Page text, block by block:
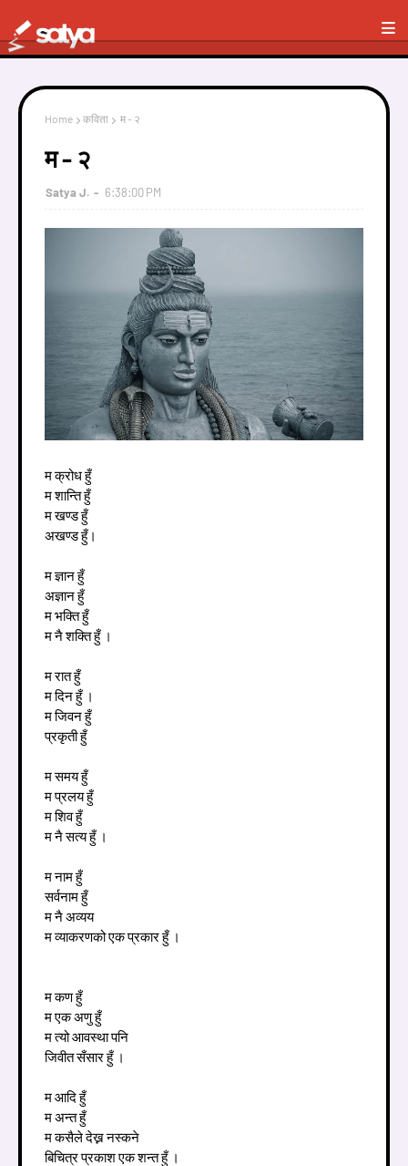
Home कविता म - २
म - २
Satya J. 6:38:00 PM
म क्रोध हुँ
म शान्ति हुँ
म खण्ड हुँ
अखण्ड हुँ।
म ज्ञान हुँ
अज्ञान हुँ
म भक्ति हुँ
म नै शक्ति हुँ ।
म रात हुँ
म दिन हुँ ।
म जिवन हुँ
प्रकृती हुँ
म समय हुँ
म प्रलय हुँ
म शिव हुँ
म नै सत्य हुँ ।
म नाम हुँ
सर्वनाम हुँ
म नै अव्यय
म व्याकरणको एक प्रकार हुँ ।
म कण हुँ
म एक अणु हुँ
म त्यो आवस्था पनि
जिवीत सँसार हुँ ।
म आदि हुँ
म अन्त हुँ
म कसैले देख्न नस्कने
बिचित्र प्रकाश एक शन्त हुँ ।